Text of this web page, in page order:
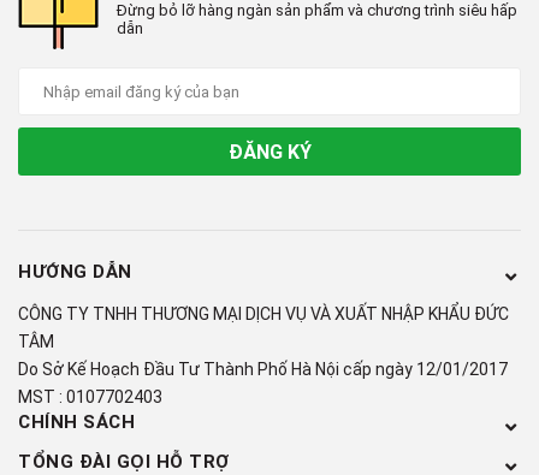
Đừng bỏ lỡ hàng ngàn sản phẩm và chương trình siêu hấp
dẫn
ĐĂNG KÝ
HƯỚNG DẪN
CÔNG TY TNHH THƯƠNG MẠI DỊCH VỤ VÀ XUẤT NHẬP KHẨU ĐỨC
TÂM
Do Sở Kế Hoạch Đầu Tư Thành Phố Hà Nội cấp ngày 12/01/2017
MST : 0107702403
CHÍNH SÁCH
TỔNG ĐÀI GỌI HỖ TRỢ